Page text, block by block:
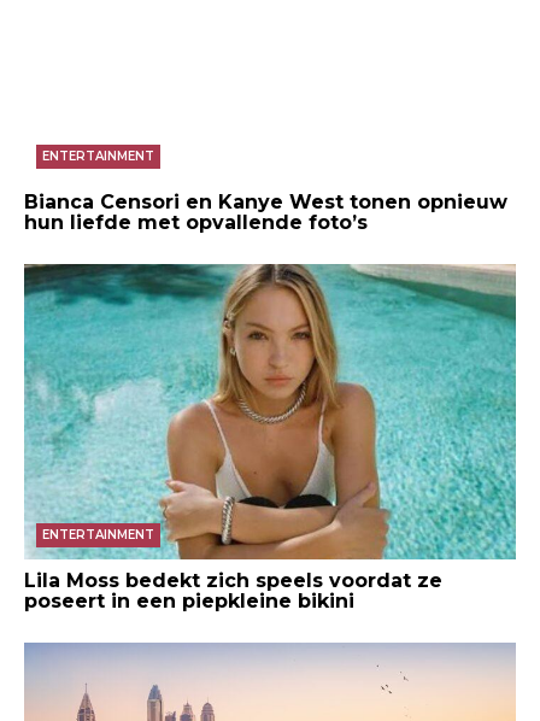
ENTERTAINMENT
Bianca Censori en Kanye West tonen opnieuw
hun liefde met opvallende foto’s
ENTERTAINMENT
Lila Moss bedekt zich speels voordat ze
poseert in een piepkleine bikini